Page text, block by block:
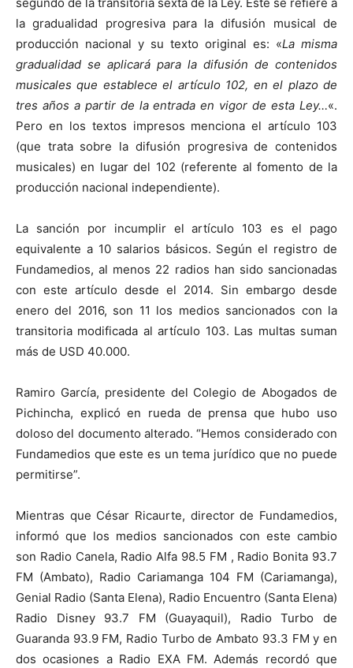
segundo de la transitoria sexta de la Ley. Este se refiere a
la gradualidad progresiva para la difusión musical de
producción nacional y su texto original es: «La misma
gradualidad se aplicará para la difusión de contenidos
musicales que establece el artículo 102, en el plazo de
tres años a partir de la entrada en vigor de esta Ley…«.
Pero en los textos impresos menciona el artículo 103
(que trata sobre la difusión progresiva de contenidos
musicales) en lugar del 102 (referente al fomento de la
producción nacional independiente).
La sanción por incumplir el artículo 103 es el pago
equivalente a 10 salarios básicos. Según el registro de
Fundamedios, al menos 22 radios han sido sancionadas
con este artículo desde el 2014. Sin embargo desde
enero del 2016, son 11 los medios sancionados con la
transitoria modificada al artículo 103. Las multas suman
más de USD 40.000.
Ramiro García, presidente del Colegio de Abogados de
Pichincha, explicó en rueda de prensa que hubo uso
doloso del documento alterado. “Hemos considerado con
Fundamedios que este es un tema jurídico que no puede
permitirse”.
Mientras que César Ricaurte, director de Fundamedios,
informó que los medios sancionados con este cambio
son Radio Canela, Radio Alfa 98.5 FM , Radio Bonita 93.7
FM (Ambato), Radio Cariamanga 104 FM (Cariamanga),
Genial Radio (Santa Elena), Radio Encuentro (Santa Elena)
Radio Disney 93.7 FM (Guayaquil), Radio Turbo de
Guaranda 93.9 FM, Radio Turbo de Ambato 93.3 FM y en
dos ocasiones a Radio EXA FM. Además recordó que